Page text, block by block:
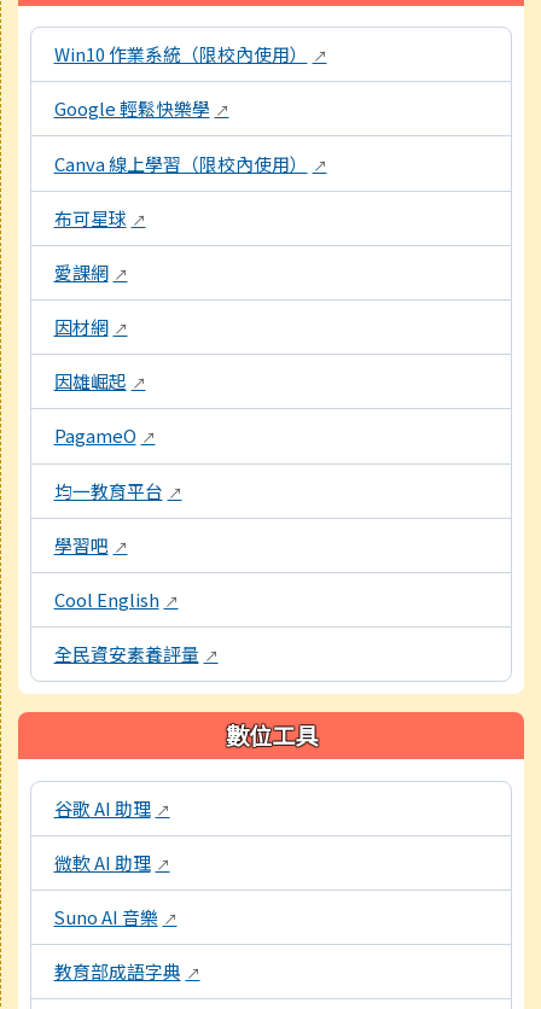
本區域包含數位學習資源連結，點擊後皆會另開視窗。
Win10 作業系統（限校內使用） ↗
Google 輕鬆快樂學 ↗
Canva 線上學習（限校內使用） ↗
布可星球 ↗
愛課網 ↗
因材網 ↗
因雄崛起 ↗
PagameO ↗
均一教育平台 ↗
學習吧 ↗
Cool English ↗
全民資安素養評量 ↗
數位工具
本區域包含教學工具資源連結，點擊後皆會另開視窗。
谷歌 AI 助理 ↗
微軟 AI 助理 ↗
Suno AI 音樂 ↗
教育部成語字典 ↗